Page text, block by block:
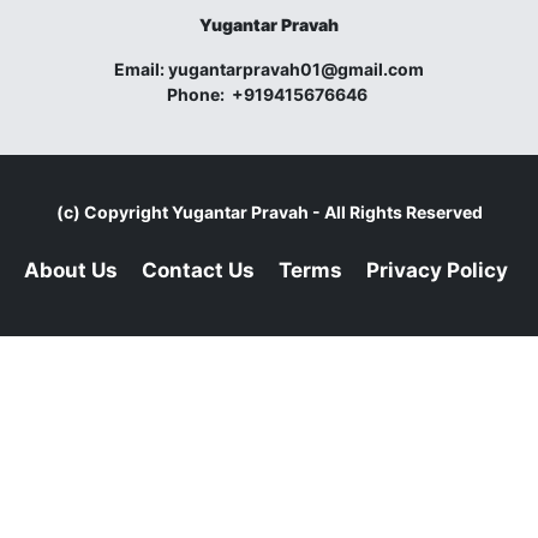
Yugantar Pravah
Email:yugantarpravah01@gmail.com
Phone: +919415676646
(c) CopyrightYugantar Pravah - All Rights Reserved
About Us Contact Us Terms Privacy Policy